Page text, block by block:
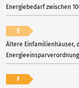
Energiebedarf zwischen
E
Ältere Einfamilienhäuser,
F